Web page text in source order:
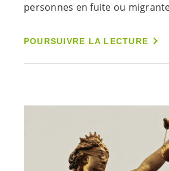
personnes en fuite ou
POURSUIVRE LA LECTURE